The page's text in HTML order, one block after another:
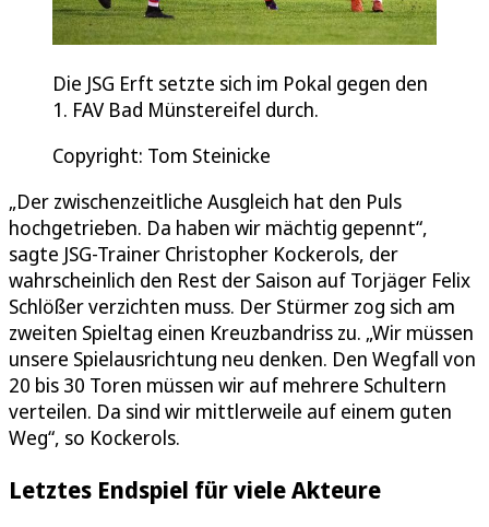
Die JSG Erft setzte sich im Pokal gegen den
1. FAV Bad Münstereifel durch.
Copyright: Tom Steinicke
„Der zwischenzeitliche Ausgleich hat den Puls
hochgetrieben. Da haben wir mächtig gepennt“,
sagte JSG-Trainer Christopher Kockerols, der
wahrscheinlich den Rest der Saison auf Torjäger Felix
Schlößer verzichten muss. Der Stürmer zog sich am
zweiten Spieltag einen Kreuzbandriss zu. „Wir müssen
unsere Spielausrichtung neu denken. Den Wegfall von
20 bis 30 Toren müssen wir auf mehrere Schultern
verteilen. Da sind wir mittlerweile auf einem guten
Weg“, so Kockerols.
Letztes Endspiel für viele Akteure